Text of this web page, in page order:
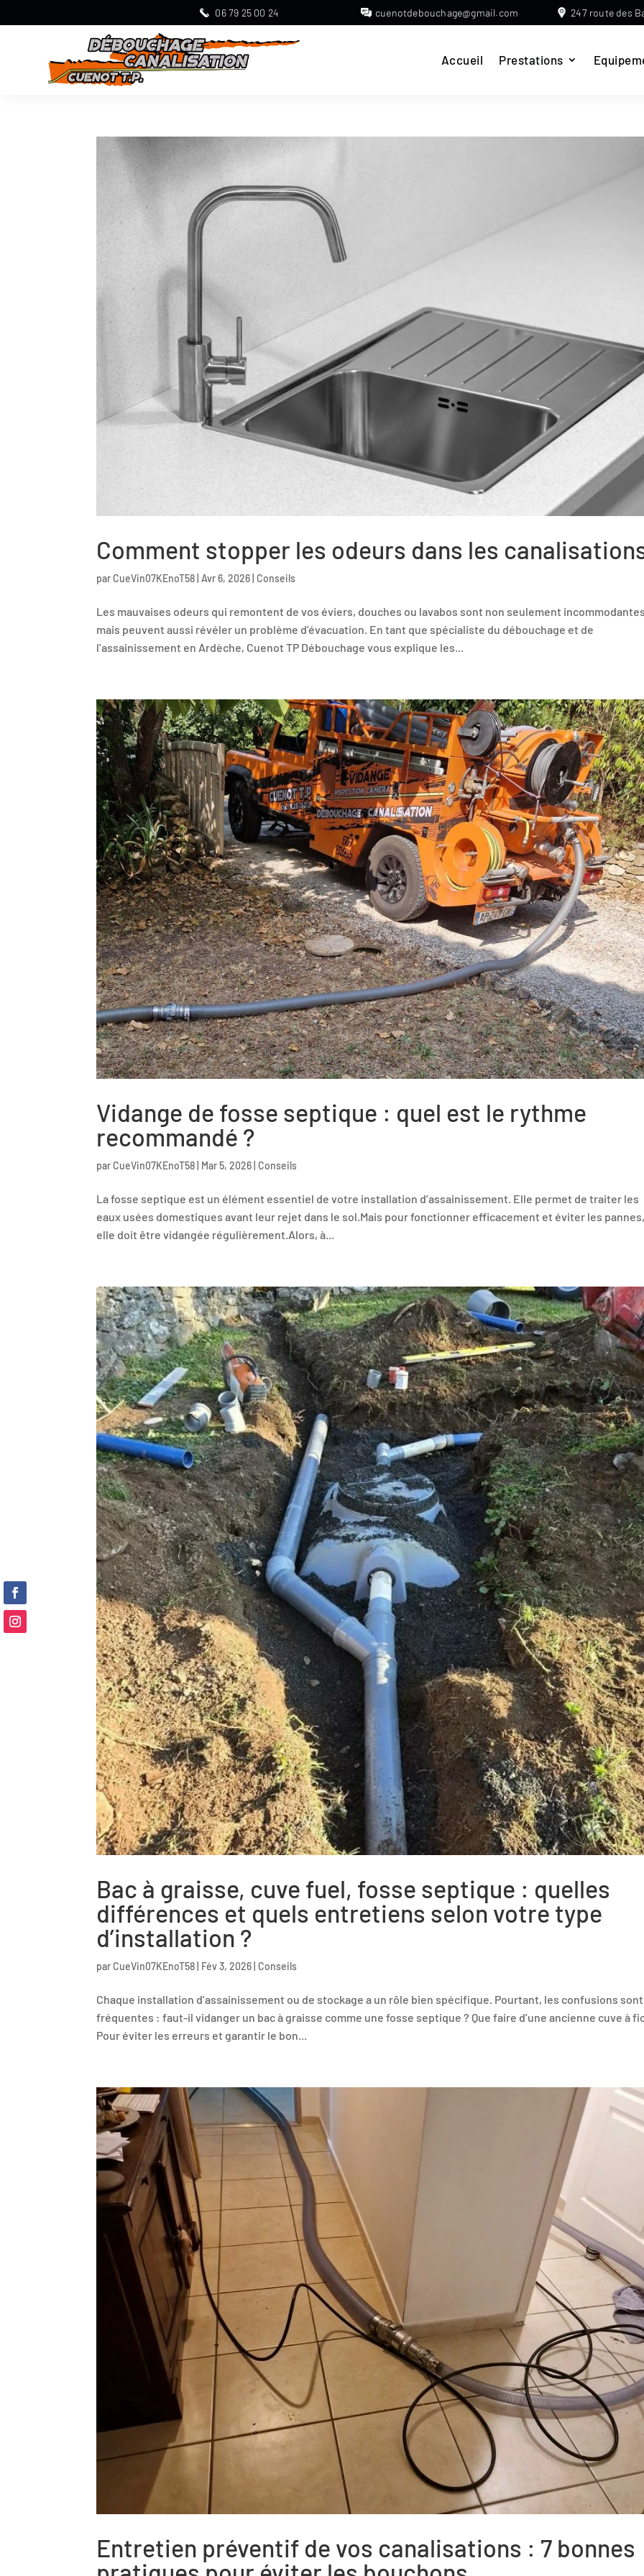
06 79 25 00 24 cuenotdebouchage@gmail.com 247 route des
Accueil Prestations
Comment stopper les odeurs dans les
par CueVin07KEnoT58 |Avr 6, 2026 Conseils
Les mauvaises odeurs qui remontent de vos éviers, douches ou lavabos sont non seulement
mais peuvent aussi révéler un problème d’évacuation. En tant que spécialiste du débouchage et de
l’assainissement en Ardèche, Cuenot TP Débouchage vous explique les...
Vidange de fosse septique : quel est le rythme
recommandé ?
par CueVin07KEnoT58 Mar 5, 2026 Conseils
La fosse septique est un élément essentiel de votre installation d’assainissement. Elle permet de traiter les
eaux usées domestiques avant leur rejet dans le sol.Mais pour fonctionner efficacement et éviter les
elle doit être vidangée régulièrement.Alors, à...
Bac à graisse, cuve fuel, fosse septique : quelles
différences et quels entretiens selon votre type
d’installation ?
par CueVin07KEnoT58 Fév 3, 2026 Conseils
Chaque installation d’assainissement ou de stockage a un rôle bien spécifique. Pourtant, les confusions sont
fréquentes : faut-il vidanger un bac à graisse comme une fosse septique ? Que faire d’une ancienne cuve à
Pour éviter les erreurs et garantir le bon...
Entretien préventif de vos canalisations : 7 bonnes